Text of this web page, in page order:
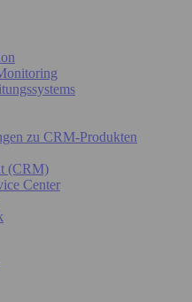
zu CRM-Produkten
(CRM)
Center